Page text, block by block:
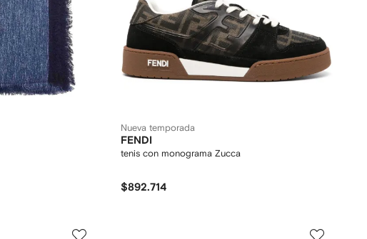
Nueva temporada
FENDI
tenis con monograma Zucca
$892.714